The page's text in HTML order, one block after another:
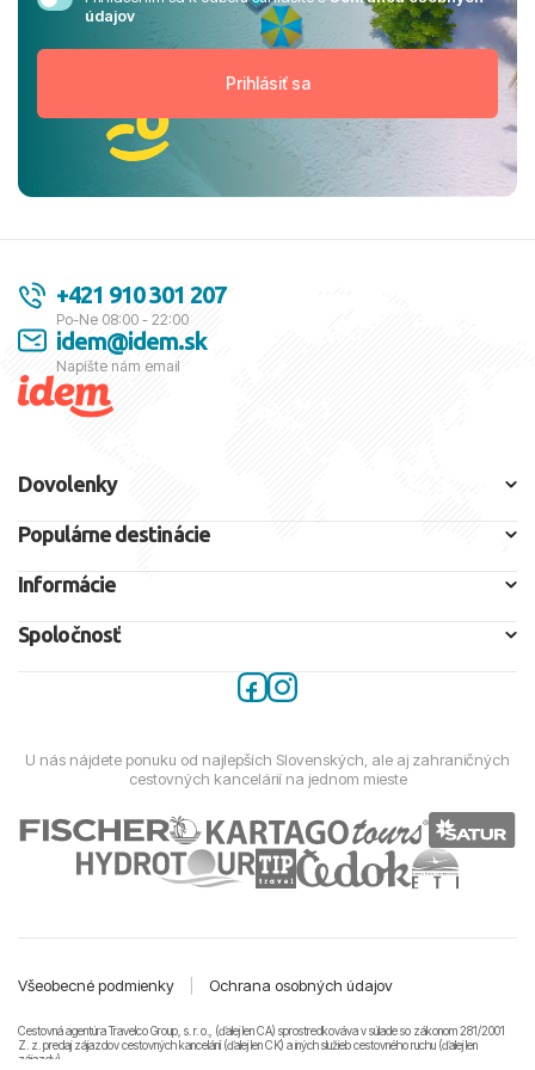
údajov
+421 910 301 207
Po-Ne 08:00 - 22:00
idem@idem.sk
Napíšte nám email
Dovolenky
Populárne destinácie
Informácie
Spoločnosť
U nás nájdete ponuku od najlepších Slovenských, ale aj zahraničných
cestovných kancelárií na jednom mieste
Všeobecné podmienky Ochrana osobných údajov
Cestovná agentúra Travelco Group, s. r. o., (ďalej len CA) sprostredkováva v súlade so zákonom 281/2001
Z. z. predaj zájazdov cestovných kancelárii (ďalej len CK) a iných služieb cestovného ruchu (ďalej len
zájazdy).